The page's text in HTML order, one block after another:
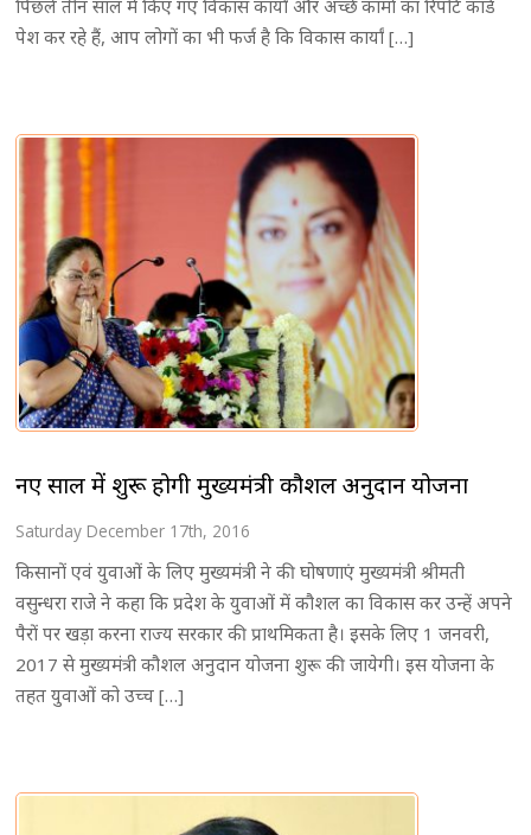
पिछले तीन साल में किए गए विकास कार्यां और अच्छे कामों का रिपोर्ट कार्ड
पेश कर रहे हैं, आप लोगों का भी फर्ज है कि विकास कार्यां […]
नए साल में शुरू होगी मुख्यमंत्री कौशल अनुदान योजना
Saturday December 17th, 2016
किसानों एवं युवाओं के लिए मुख्यमंत्री ने की घोषणाएं मुख्यमंत्री श्रीमती
वसुन्धरा राजे ने कहा कि प्रदेश के युवाओं में कौशल का विकास कर उन्हें अपने
पैरों पर खड़ा करना राज्य सरकार की प्राथमिकता है। इसके लिए 1 जनवरी,
2017 से मुख्यमंत्री कौशल अनुदान योजना शुरू की जायेगी। इस योजना के
तहत युवाओं को उच्च […]